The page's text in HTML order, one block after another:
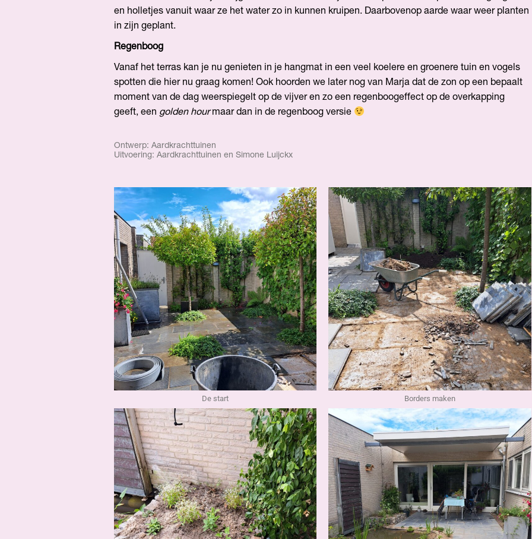
en holletjes vanuit waar ze het water zo in kunnen kruipen. Daarbovenop aarde waar weer planten
in zijn geplant.
Regenboog
Vanaf het terras kan je nu genieten in je hangmat in een veel koelere en groenere tuin en vogels
spotten die hier nu graag komen! Ook hoorden we later nog van Marja dat de zon op een bepaalt
moment van de dag weerspiegelt op de vijver en zo een regenboogeffect op de overkapping
geeft, een golden hourmaar dan in de regenboog versie
Ontwerp: Aardkrachttuinen
Uitvoering: Aardkrachttuinen en Simone Luijckx
De start Borders maken